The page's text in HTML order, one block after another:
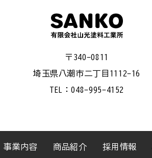
〒340-0811
埼玉県八潮市二丁目1112-16
TEL：048-995-4152
事業内容 商品紹介 採用情報